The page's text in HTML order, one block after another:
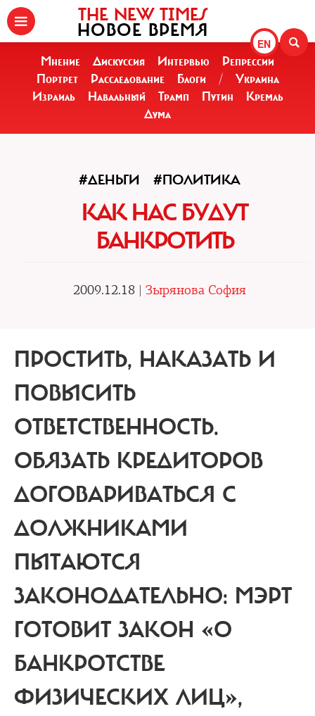
EN
THE NEW TIMES
НОВОЕ ВРЕМЯ
Мнение Дискуссия Интервью
Репрессии
Портрет
Расследование Блоги /
Украина
Израиль
Навальный Трамп Путин
Кремль
Дума
#ДЕНЬГИ #ПОЛИТИКА
КАК НАС БУДУТ
БАНКРОТИТЬ
2009.12.18 | Зырянова София
ПРОСТИТЬ, НАКАЗАТЬ И
ПОВЫСИТЬ
ОТВЕТСТВЕННОСТЬ.
ОБЯЗАТЬ КРЕДИТОРОВ
ДОГОВАРИВАТЬСЯ С
ДОЛЖНИКАМИ
ПЫТАЮТСЯ
ЗАКОНОДАТЕЛЬНО: МЭРТ
ГОТОВИТ ЗАКОН «О
БАНКРОТСТВЕ
ФИЗИЧЕСКИХ ЛИЦ»,